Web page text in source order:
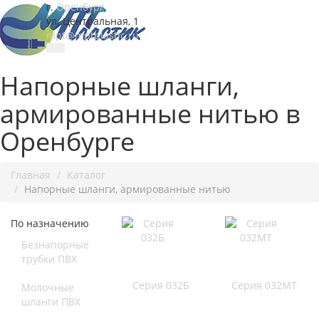
г.Оренбург,
ул. Центральная, 1
mpt@mptplastic.ru
Напорные шланги,
армированные нитью в
Оренбурге
Главная
Каталог
Напорные шланги, армированные нитью
По назначению
Безнапорные
трубки ПВХ
Молочные
шланги ПВХ
Серия 032Б Серия 032МТ